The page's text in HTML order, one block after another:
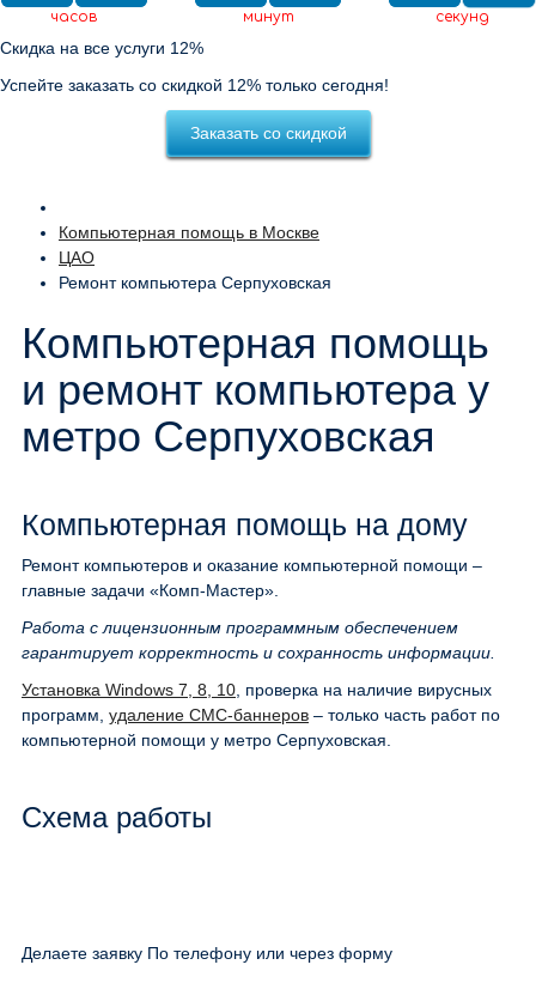
часов минут секунд
Скидка на все услуги 12%
Успейте заказать со скидкой 12% только сегодня!
Заказать со скидкой
Компьютерная помощь в Москве
ЦАО
Ремонт компьютера Серпуховская
Компьютерная помощь
и ремонт компьютера у
метро Серпуховская
Компьютерная помощь на дому
Ремонт компьютеров и оказание компьютерной помощи –
главные задачи «Комп-Мастер».
Работа с лицензионным программным обеспечением
гарантирует корректность и сохранность информации.
Установка Windows 7, 8, 10 , проверка на наличие вирусных
программ, удаление СМС-баннеров – только часть работ по
компьютерной помощи у метро Серпуховская.
Схема работы
Делаете заявку По телефону или через форму